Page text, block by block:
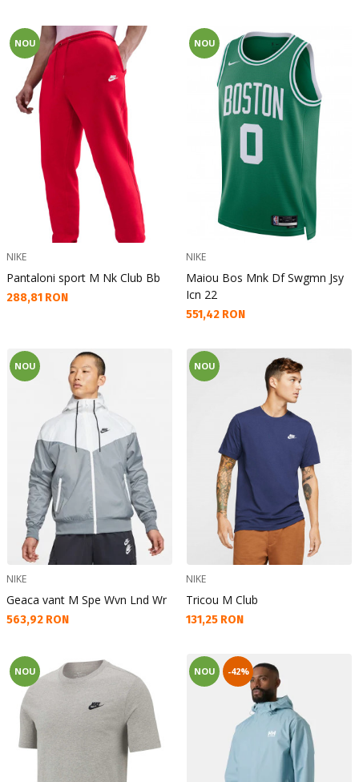
NOU
NIKE
Pantaloni sport M Nk Club Bb
Текуща цена:
288,81 RON
NOU
NIKE
Maiou Bos Mnk Df Swgmn Jsy
Icn 22
Текуща цена:
551,42 RON
NOU
NIKE
Geaca vant M Spe Wvn Lnd Wr
Текуща цена:
563,92 RON
NOU
NIKE
Tricou M Club
Текуща цена:
131,25 RON
NOU NOU -42%